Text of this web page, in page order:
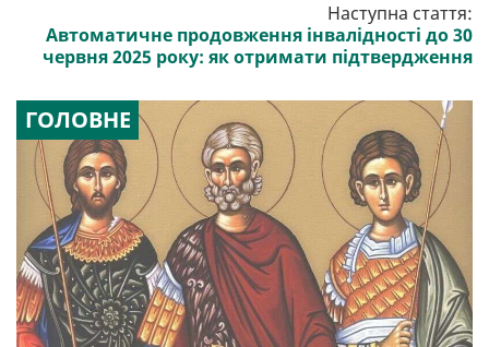
Наступна стаття:
Автоматичне продовження інвалідності до 30
червня 2025 року: як отримати підтвердження
ГОЛОВНЕ